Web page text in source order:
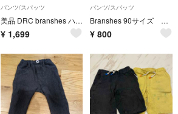
パンツ/スパッツ
美品 DRC branshes ハーフパンツ 水陸両用 150cm /マーキーズ
¥ 1,699
パンツ/スパッツ
Branshes 90サイズ パンツ
¥ 800